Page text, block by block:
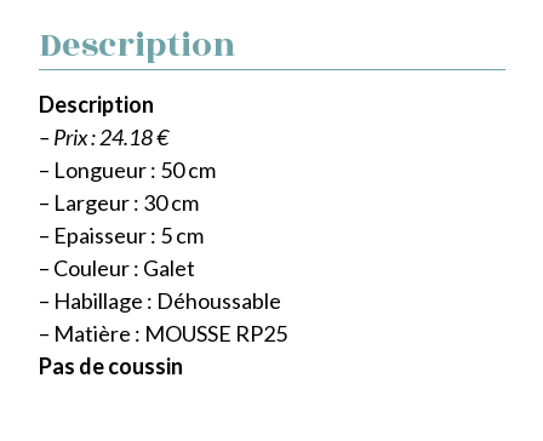
Description
Description
– Prix : 24.18 €
– Longueur : 50 cm
– Largeur : 30 cm
– Epaisseur : 5 cm
– Couleur : Galet
– Habillage : Déhoussable
– Matière : MOUSSE RP25
Pas de coussin